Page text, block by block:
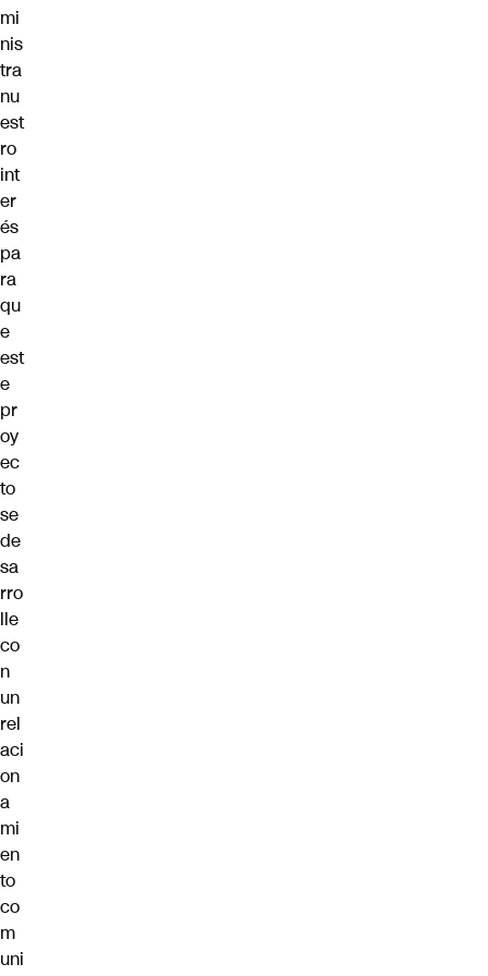
mi
nis
tra
nu
est
ro
int
er
és
pa
ra
qu
e
est
e
pr
oy
ec
to
se
de
sa
rro
lle
co
n
un
rel
aci
on
a
mi
en
to
co
m
uni